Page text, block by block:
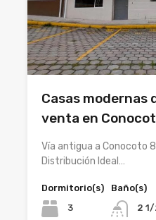
Casas modernas
venta en
Vía antigua a Conocoto
Distribución Ideal…
Dormitorio(s)
3
Baño(s)
2